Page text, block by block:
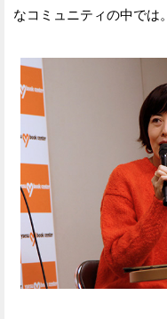
なコミュニティの中では。